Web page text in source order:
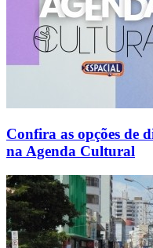
Confira as opções de
na Agenda Cultural